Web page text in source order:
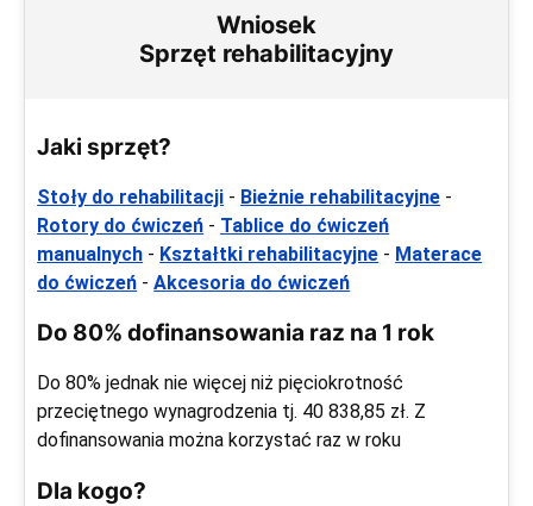
Wniosek
Sprzęt rehabilitacyjny
Jaki sprzęt?
Stoły do rehabilitacji - Bieżnie rehabilitacyjne -
Rotory do ćwiczeń - Tablice do ćwiczeń
manualnych - Kształtki rehabilitacyjne - Materace
do ćwiczeń -Akcesoria do ćwiczeń
Do 80% dofinansowania raz na 1 rok
Do 80% jednak nie więcej niż pięciokrotność
przeciętnego wynagrodzenia tj. 40 838,85 zł. Z
dofinansowania można korzystać raz w roku
Dla kogo?